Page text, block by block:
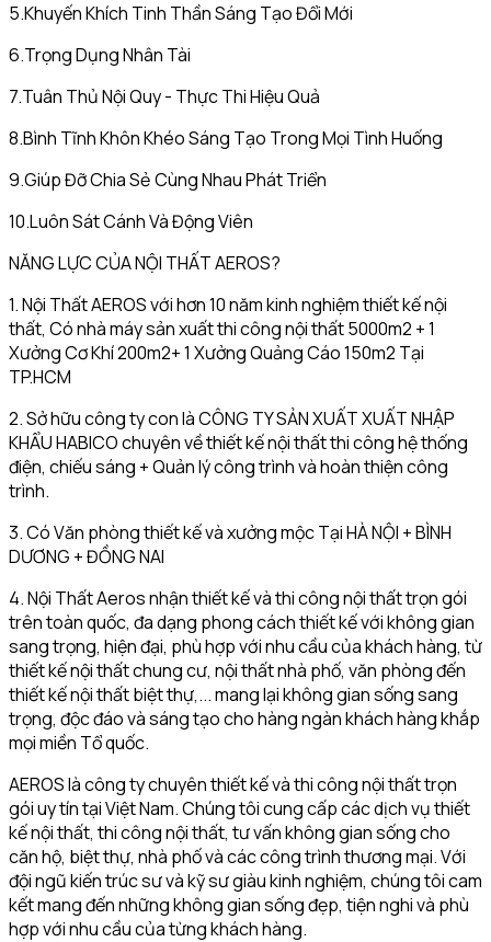
5.Khuyến Khích Tinh Thần Sáng Tạo Đổi Mới
6.Trọng Dụng Nhân Tài
7.Tuân Thủ Nội Quy - Thực Thi Hiệu Quả
8.Bình Tĩnh Khôn Khéo Sáng Tạo Trong Mọi Tình Huống
9.Giúp Đỡ Chia Sẻ Cùng Nhau Phát Triển
10.Luôn Sát Cánh Và Động Viên
NĂNG LỰC CỦA NỘI THẤT AEROS?
1. Nội Thất AEROS với hơn 10 năm kinh nghiệm thiết kế nội
thất, Có nhà máy sản xuất thi công nội thất 5000m2 + 1
Xưởng Cơ Khí 200m2+ 1 Xưởng Quảng Cáo 150m2 Tại
TP.HCM
2. Sở hữu công ty con là CÔNG TY SẢN XUẤT XUẤT NHẬP
KHẨU HABICO chuyên về thiết kế nội thất thi công hệ thống
điện, chiếu sáng + Quản lý công trình và hoàn thiện công
trình.
3. Có Văn phòng thiết kế và xưởng mộc Tại HÀ NỘI + BÌNH
DƯƠNG + ĐỒNG NAI
4. Nội Thất Aeros nhận thiết kế và thi công nội thất trọn gói
trên toàn quốc, đa dạng phong cách thiết kế với không gian
sang trọng, hiện đại, phù hợp với nhu cầu của khách hàng, từ
thiết kế nội thất chung cư, nội thất nhà phố, văn phòng đến
thiết kế nội thất biệt thự,... mang lại không gian sống sang
trọng, độc đáo và sáng tạo cho hàng ngàn khách hàng khắp
mọi miền Tổ quốc.
AEROS là công ty chuyên thiết kế và thi công nội thất trọn
gói uy tín tại Việt Nam. Chúng tôi cung cấp các dịch vụ thiết
kế nội thất, thi công nội thất, tư vấn không gian sống cho
căn hộ, biệt thự, nhà phố và các công trình thương mại. Với
đội ngũ kiến trúc sư và kỹ sư giàu kinh nghiệm, chúng tôi cam
kết mang đến những không gian sống đẹp, tiện nghi và phù
hợp với nhu cầu của từng khách hàng.